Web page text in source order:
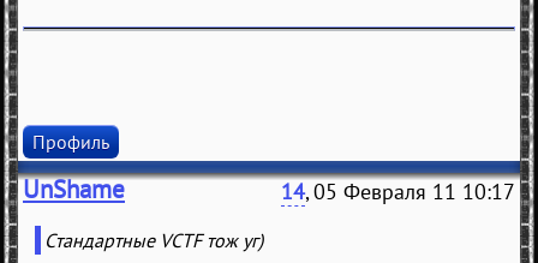
Профиль
UnShame 14, 05 Февраля 11 10:17
Стандартные VCTF тож уг)